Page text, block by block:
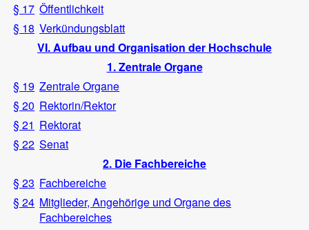
§ 17 Öffentlichkeit
§ 18 Verkündungsblatt
VI. Aufbau und Organisation der Hochschule
1. Zentrale Organe
§ 19 Zentrale Organe
§ 20 Rektorin/Rektor
§ 21 Rektorat
§ 22 Senat
2. Die Fachbereiche
§ 23 Fachbereiche
§ 24 Mitglieder, Angehörige und Organe des
Fachbereiches